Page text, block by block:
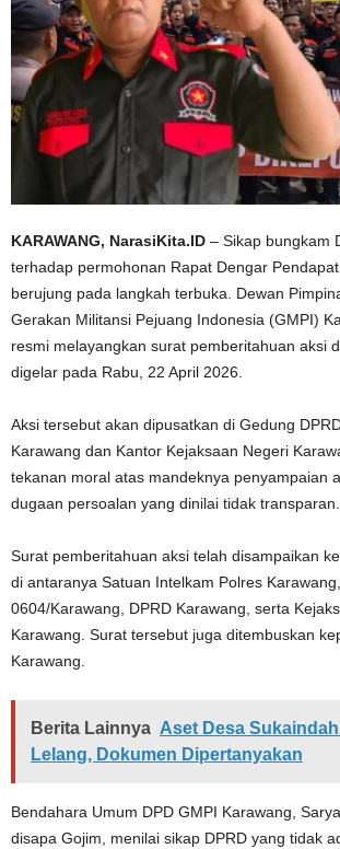
KARAWANG, NarasiKita.ID – Sikap bungkam
terhadap permohonan Rapat Dengar
berujung pada langkah terbuka. Dewan
Gerakan Militansi Pejuang Indonesia (GMPI)
resmi melayangkan surat pemberitahuan aksi
digelar pada Rabu, 22 April 2026.
Aksi tersebut akan dipusatkan di Gedung
Karawang dan Kantor Kejaksaan Negeri
tekanan moral atas mandeknya penyampaian
dugaan persoalan yang dinilai tidak transparan.
Surat pemberitahuan aksi telah disampaikan
di antaranya Satuan Intelkam Polres
0604/Karawang, DPRD Karawang, serta
Karawang. Surat tersebut juga ditembuskan
Karawang.
Berita Lainnya Aset Desa
Lelang, Dokumen Dipertanyakan
Bendahara Umum DPD GMPI Karawang,
disapa Gojim, menilai sikap DPRD yang tidak